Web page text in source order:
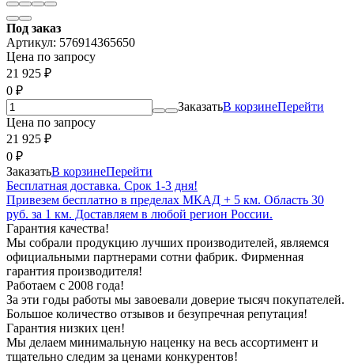
Под заказ
Артикул: 576914365650
Цена по запросу
21 925 ₽
0 ₽
ЗаказатьВ корзинеПерейти
Цена по запросу
21 925 ₽
0 ₽
ЗаказатьВ корзинеПерейти
Бесплатная доставка. Срок 1-3 дня!
Привезем бесплатно в пределах МКАД + 5 км. Область 30
руб. за 1 км. Доставляем в любой регион России.
Гарантия качества!
Мы собрали продукцию лучших производителей, являемся
официальными партнерами сотни фабрик. Фирменная
гарантия производителя!
Работаем с 2008 года!
За эти годы работы мы завоевали доверие тысяч покупателей.
Большое количество отзывов и безупречная репутация!
Гарантия низких цен!
Мы делаем минимальную наценку на весь ассортимент и
тщательно следим за ценами конкурентов!